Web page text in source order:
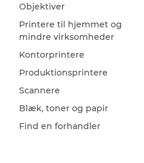
Objektiver
Printere til hjemmet og
mindre virksomheder
Kontorprintere
Produktionsprintere
Scannere
Blæk, toner og papir
Find en forhandler